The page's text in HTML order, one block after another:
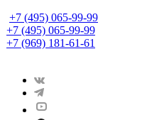
+7 (495) 065-99-99
+7 (495) 065-99-99
+7 (969) 181-61-61